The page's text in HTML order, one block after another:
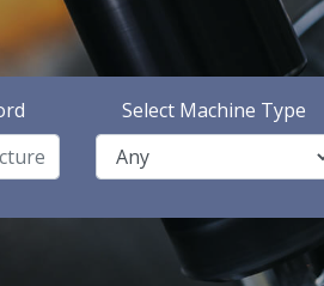
Select Machine Type